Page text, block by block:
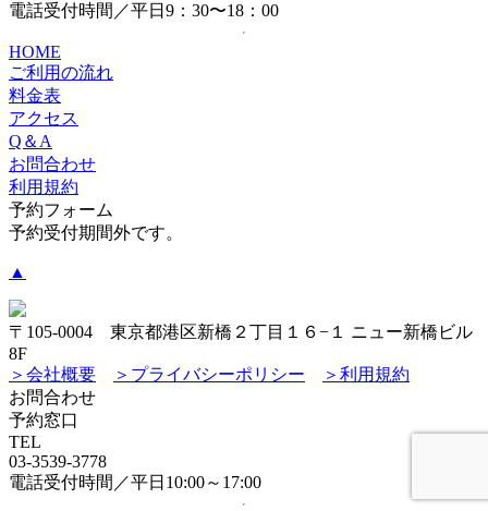
電話受付時間／平日9：30〜18：00
HOME
ご利用の流れ
料金表
アクセス
Q＆A
お問合わせ
利用規約
予約フォーム
予約受付期間外です。
▲
〒105-0004 東京都港区新橋２丁目１６−１ ニュー新橋ビル
8F
＞会社概要
＞プライバシーポリシー
＞利用規約
お問合わせ
予約窓口
TEL
03-3539-3778
電話受付時間／平日10:00～17:00